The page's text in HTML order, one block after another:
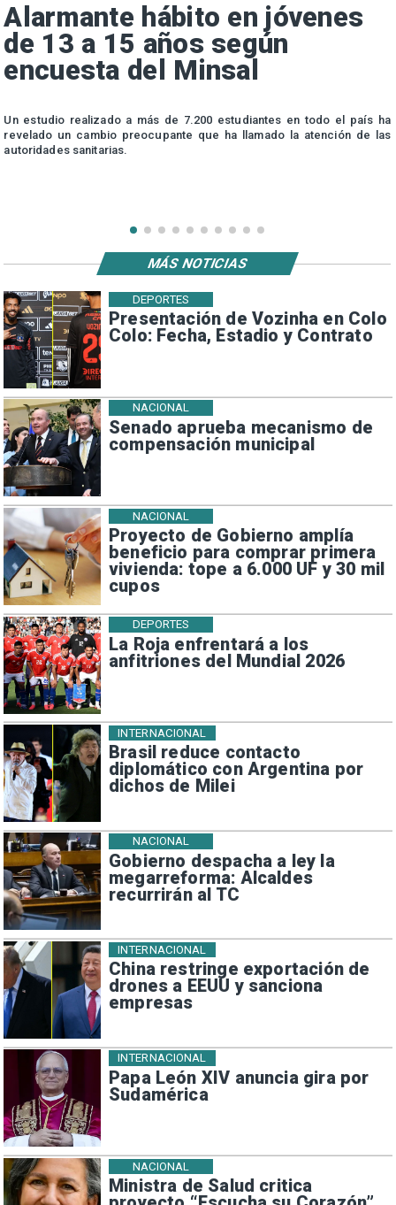
Alarmante hábito en jóvenes
de 13 a 15 años según
encuesta del Minsal
Un estudio realizado a más de 7.200 estudiantes en todo el país ha
revelado un cambio preocupante que ha llamado la atención de las
autoridades sanitarias.
Presentación de Vozinha en Colo
Colo: Fecha, Estadio y Contrato
DEPORTES
Senado aprueba mecanismo de
compensación municipal
NACIONAL
Proyecto de Gobierno amplía
beneficio para comprar primera
vivienda: tope a 6.000 UF y 30 mil
cupos
NACIONAL
La Roja enfrentará a los
anfitriones del Mundial 2026
DEPORTES
Brasil reduce contacto
diplomático con Argentina por
dichos de Milei
INTERNACIONAL
Gobierno despacha a ley la
megarreforma: Alcaldes
recurrirán al TC
NACIONAL
China restringe exportación de
drones a EEUU y sanciona
empresas
INTERNACIONAL
Papa León XIV anuncia gira por
Sudamérica
INTERNACIONAL
Ministra de Salud critica
NACIONAL
MÁS NOTICIAS